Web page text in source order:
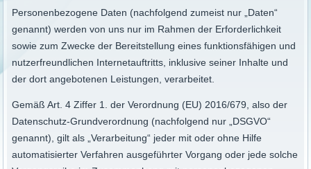
Personenbezogene Daten (nachfolgend zumeist nur „Daten“
genannt) werden von uns nur im Rahmen der Erforderlichkeit
sowie zum Zwecke der Bereitstellung eines funktionsfähigen und
nutzerfreundlichen Internetauftritts, inklusive seiner Inhalte und
der dort angebotenen Leistungen, verarbeitet.
Gemäß Art. 4 Ziffer 1. der Verordnung (EU) 2016/679, also der
Datenschutz-Grundverordnung (nachfolgend nur „DSGVO“
genannt), gilt als „Verarbeitung“ jeder mit oder ohne Hilfe
automatisierter Verfahren ausgeführter Vorgang oder jede solche